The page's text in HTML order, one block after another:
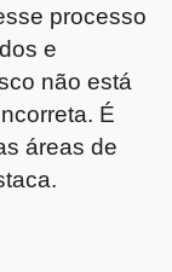
processo
e
não está
É
áreas de